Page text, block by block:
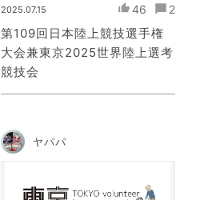
2025.07.15 46 2
第109回日本陸上競技選手権
大会兼東京2025世界陸上選考
競技会
ヤパパ